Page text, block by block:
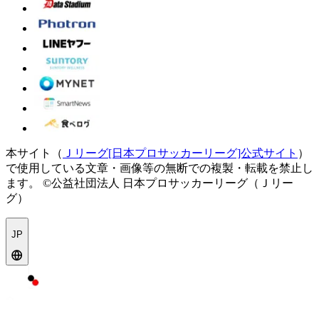
本サイト（ Ｊリーグ[日本プロサッカーリーグ]公式サイト ）
で使用している文章・画像等の無断での複製・転載を禁止し
ます。
©公益社団法人 日本プロサッカーリーグ（Ｊリー
グ）
JP